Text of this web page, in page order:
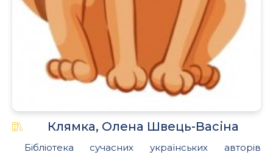
Клямка, Олена Швець-Васіна
Бібліотека сучасних українських авторів